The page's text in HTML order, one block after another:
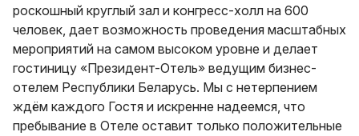
роскошный круглый зал и конгресс-холл на 600
человек, дает возможность проведения масштабных
мероприятий на самом высоком уровне и делает
гостиницу «Президент-Отель» ведущим бизнес-
отелем Республики Беларусь. Мы с нетерпением
ждём каждого Гостя и искренне надеемся, что
пребывание в Отеле оставит только положительные